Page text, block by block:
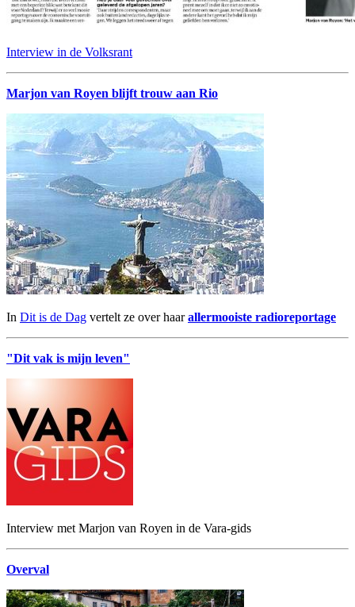
Interview in de Volksrant
Marjon van Royen blijft trouw aan Rio
In Dit is de Dag vertelt ze over haarallermooiste radioreportage
"Dit vak is mijn leven"
Interview met Marjon van Royen in de Vara-gids
Overval